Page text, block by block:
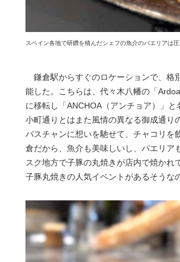
スペイン各地で研鑽を積んだシェフの魚介のパエリアは
鎌倉駅からすぐのロケーションで、格
能した。こちらは、代々木八幡の「
に移転し「ANCHOA（アンチョア）」
小町通りとはまた風情の異なる御成通り
バスチャンに想いを馳せて、チャコリを
倉だから、魚介も美味しいし、パエリア
スク地方で子豚の丸焼きが店内で焼かれ
子豚丸焼きの人気イベントがあるそうな